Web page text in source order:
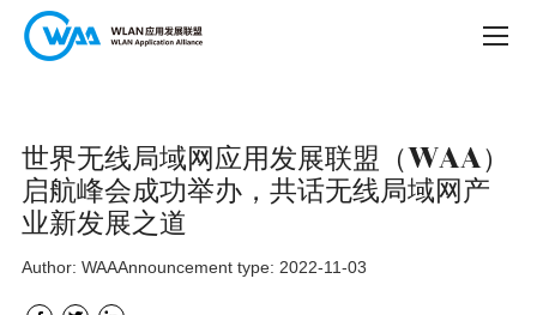
世界无线局域网应用发展联盟（WAA）
启航峰会成功举办，共话无线局域网产
业新发展之道
Author: WAAAnnouncement type: 2022-11-03